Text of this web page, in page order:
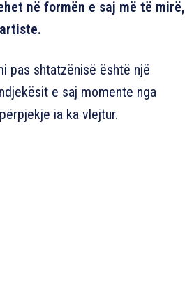
në formën e saj më të mirë,
pas shtatzënisë është një
e saj momente nga
ia ka vlejtur.